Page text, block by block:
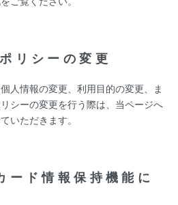
リシーの変更
人情報の変更、利用目的の変更、ま
シーの変更を行う際は、当ページへ
いただきます。
ド情報保持機能に